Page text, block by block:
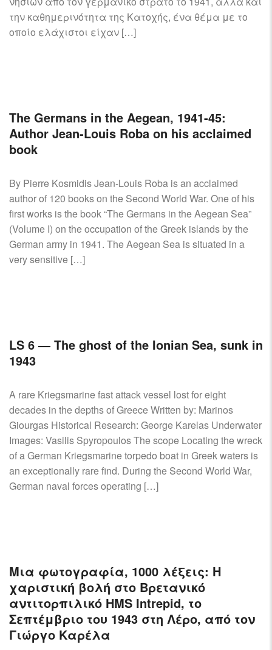
την καθημερινότητα της Κατοχής, ένα θέμα με το
οποίο ελάχιστοι είχαν […]
The Germans in the Aegean, 1941-45:
Author Jean-Louis Roba on his acclaimed
book
By Pierre Kosmidis Jean-Louis Roba is an acclaimed
author of 120 books on the Second World War. One of his
first works is the book “The Germans in the Aegean Sea”
(Volume I) on the occupation of the Greek islands by the
German army in 1941. The Aegean Sea is situated in a
very sensitive […]
LS 6 — The ghost of the Ionian Sea, sunk in
1943
A rare Kriegsmarine fast attack vessel lost for eight
decades in the depths of Greece Written by: Marinos
Giourgas Historical Research: George Karelas Underwater
Images: Vasilis Spyropoulos The scope Locating the wreck
of a German Kriegsmarine torpedo boat in Greek waters is
an exceptionally rare find. During the Second World War,
German naval forces operating […]
Μια φωτογραφία, 1000 λέξεις: Η
χαριστική βολή στο Βρετανικό
αντιτορπιλικό HMS Intrepid, το
Σεπτέμβριο του 1943 στη Λέρο, από τον
Γιώργο Καρέλα